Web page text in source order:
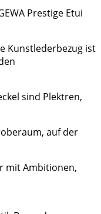
Prestige Etui
Kunstlederbezug ist
sind Plektren,
auf der
mit Ambitionen,